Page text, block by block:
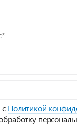
с Политикой